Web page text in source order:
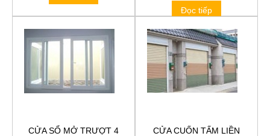
Đọc tiếp
CỬA SỔ MỞ TRƯỢT 4
CỬA CUỐN TẤM LIỀN